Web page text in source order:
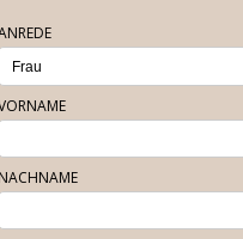
NACHNAME